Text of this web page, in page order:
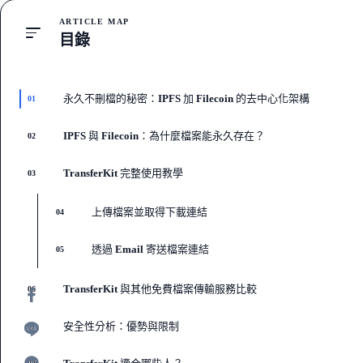
ARTICLE MAP
目錄
01 永久不刪檔的秘密：IPFS 加 Filecoin 的去中心化架構
02 IPFS 與 Filecoin：為什麼檔案能永久存在？
03 TransferKit 完整使用教學
04 上傳檔案並取得下載連結
05 透過 Email 寄送檔案連結
06 TransferKit 與其他免費檔案傳輸服務比較
07 安全性分析：優勢與限制